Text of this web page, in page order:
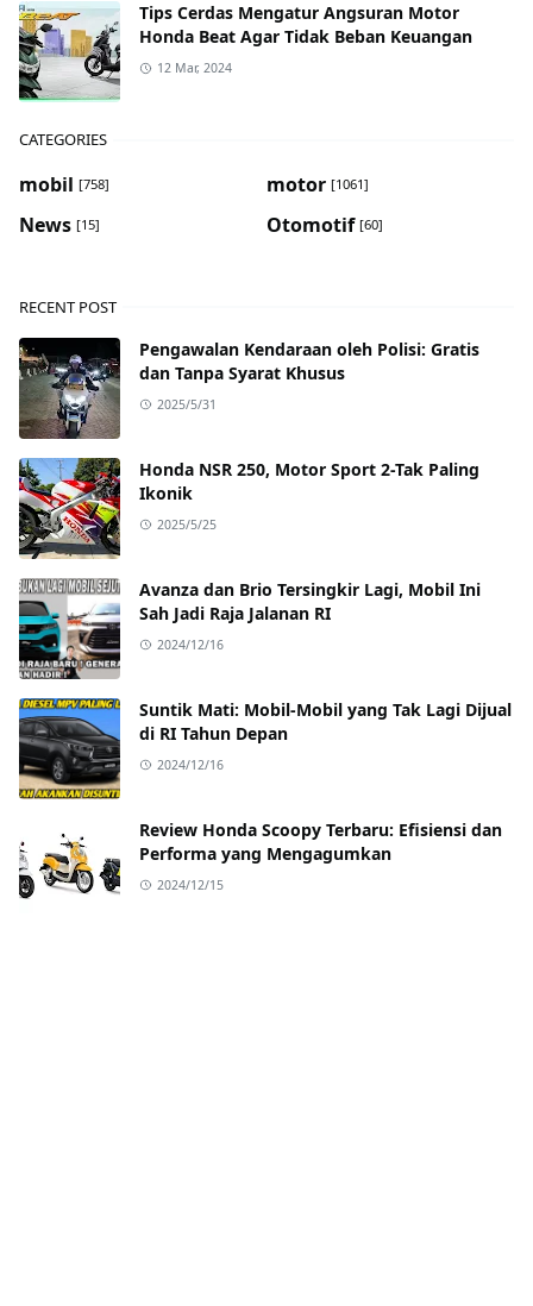
Tips Cerdas Mengatur Angsuran Motor
Honda Beat Agar Tidak Beban Keuangan
12 Mar, 2024
CATEGORIES
mobil [758] motor [1061]
News [15] Otomotif [60]
RECENT POST
Pengawalan Kendaraan oleh Polisi: Gratis
dan Tanpa Syarat Khusus
2025/5/31
Honda NSR 250, Motor Sport 2-Tak Paling
Ikonik
2025/5/25
Avanza dan Brio Tersingkir Lagi, Mobil Ini
Sah Jadi Raja Jalanan RI
2024/12/16
Suntik Mati: Mobil-Mobil yang Tak Lagi Dijual
di RI Tahun Depan
2024/12/16
Review Honda Scoopy Terbaru: Efisiensi dan
Performa yang Mengagumkan
2024/12/15